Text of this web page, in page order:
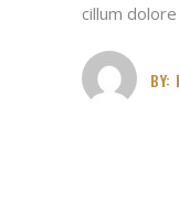
cillum
BY: